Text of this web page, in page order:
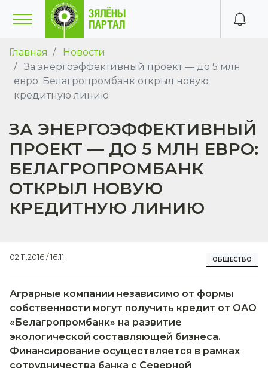
Главная
Новости
За энергоэффективный проект — до 5 млн
евро: Белагропромбанк открыл новую
кредитную линию
ЗА ЭНЕРГОЭФФЕКТИВНЫЙ
ПРОЕКТ — ДО 5 МЛН ЕВРО:
БЕЛАГРОПРОМБАНК
ОТКРЫЛ НОВУЮ
КРЕДИТНУЮ ЛИНИЮ
02.11.2016 / 16:11 ОБЩЕСТВО
Аграрные компании независимо от формы
собственности могут получить кредит от ОАО
«Белагропромбанк» на развитие
экологической составляющей бизнеса.
Финансирование осуществляется в рамках
сотрудничества банка с Северной